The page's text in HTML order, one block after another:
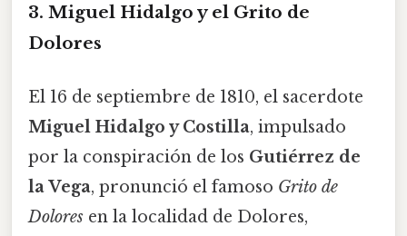
3. Miguel Hidalgo y el Grito de
Dolores
El 16 de septiembre de 1810, el sacerdote
Miguel Hidalgo y Costilla, impulsado
por la conspiración de los Gutiérrez de
la Vega, pronunció el famoso Grito de
Dolores en la localidad de Dolores,